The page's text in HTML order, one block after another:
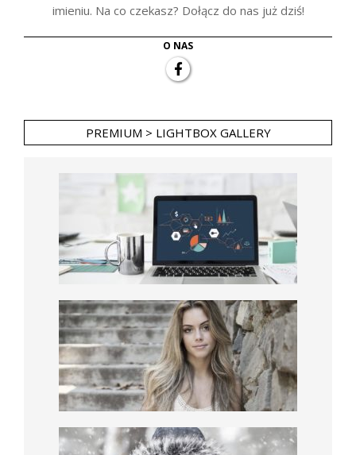
imieniu. Na co czekasz? Dołącz do nas już dziś!
O NAS
PREMIUM > LIGHTBOX GALLERY